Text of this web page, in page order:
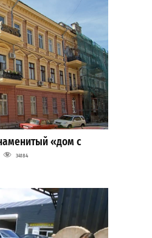
«дом с
34184